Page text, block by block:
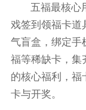
五福最核心
戏签到领福卡道
气盲盒，绑定手
福等稀缺卡，集
的核心福利，福
卡与开奖。